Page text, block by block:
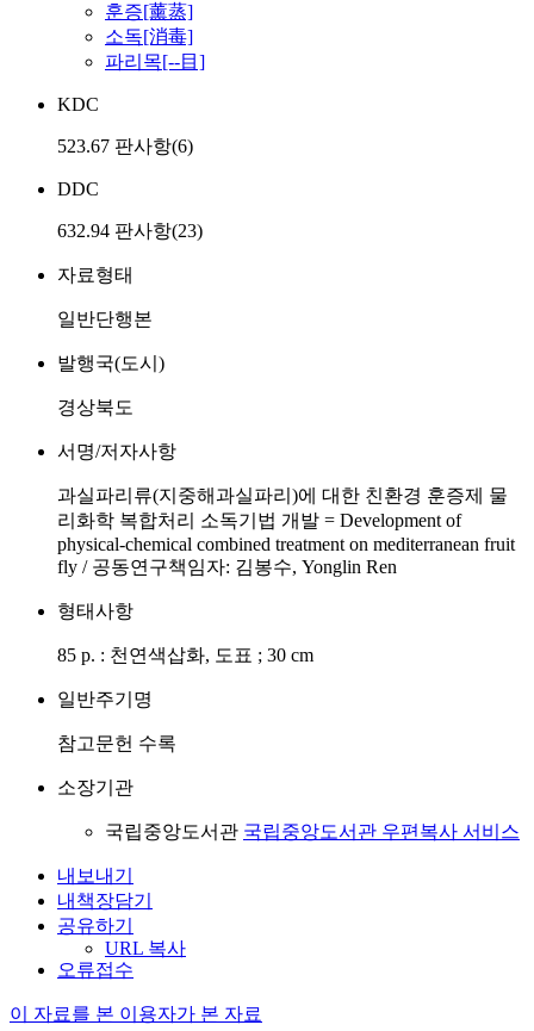
훈증[薰蒸]
소독[消毒]
파리목[--目]
KDC
523.67 판사항(6)
DDC
632.94 판사항(23)
자료형태
일반단행본
발행국(도시)
경상북도
서명/저자사항
과실파리류(지중해과실파리)에 대한 친환경 훈증제 물
리화학 복합처리 소독기법 개발 = Development of
physical-chemical combined treatment on mediterranean fruit
fly / 공동연구책임자: 김봉수, Yonglin Ren
형태사항
85 p. : 천연색삽화, 도표 ; 30 cm
일반주기명
참고문헌 수록
소장기관
국립중앙도서관 국립중앙도서관 우편복사 서비스
내보내기
내책장담기
공유하기
URL 복사
오류접수
이 자료를 본 이용자가 본 자료